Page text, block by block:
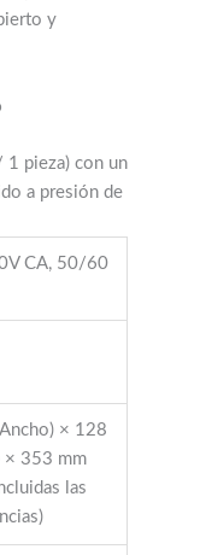
y
1 pieza) con un
a presión de
CA, 50/60
× 128
× 353 mm
las